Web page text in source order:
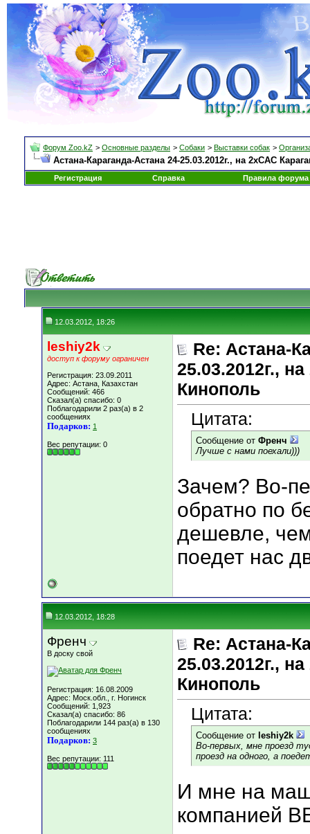
Форум Zoo.kZ > Основные разделы > Собаки > Выставки собак >
Астана-Караганда-Астана 24-25.03.2012г., на 2хСАС
Регистрация Справка Правила форума
12.03.2012, 18:26
leshiy2k
доступ к форуму ограничен
Регистрация: 23.09.2011
Адрес: Астана, Казахстан
Сообщений: 466
Сказал(а) спасибо: 0
Поблагодарили 2 раз(а) в 2
сообщениях
Подарков: 1
Вес репутации: 0
Re: Астана-
25.03.2012г.,
Кинополь
Цитата:
Сообщение от Френч
Лучше с нами поехали)))
Зачем? Во-
обратно по
дешевле,
поедет нас
12.03.2012, 18:28
Френч
В доску свой
Регистрация: 16.08.2009
Адрес: Моск.обл., г. Ногинск
Сообщений: 1,923
Сказал(а) спасибо: 86
Поблагодарили 144 раз(а) в 130
сообщениях
Подарков: 3
Вес репутации: 111
Re: Астана-
25.03.2012г.,
Кинополь
Цитата:
Сообщение от leshiy2k
Во-первых, мне проезд
проезд на одного, а
И мне на
компанией